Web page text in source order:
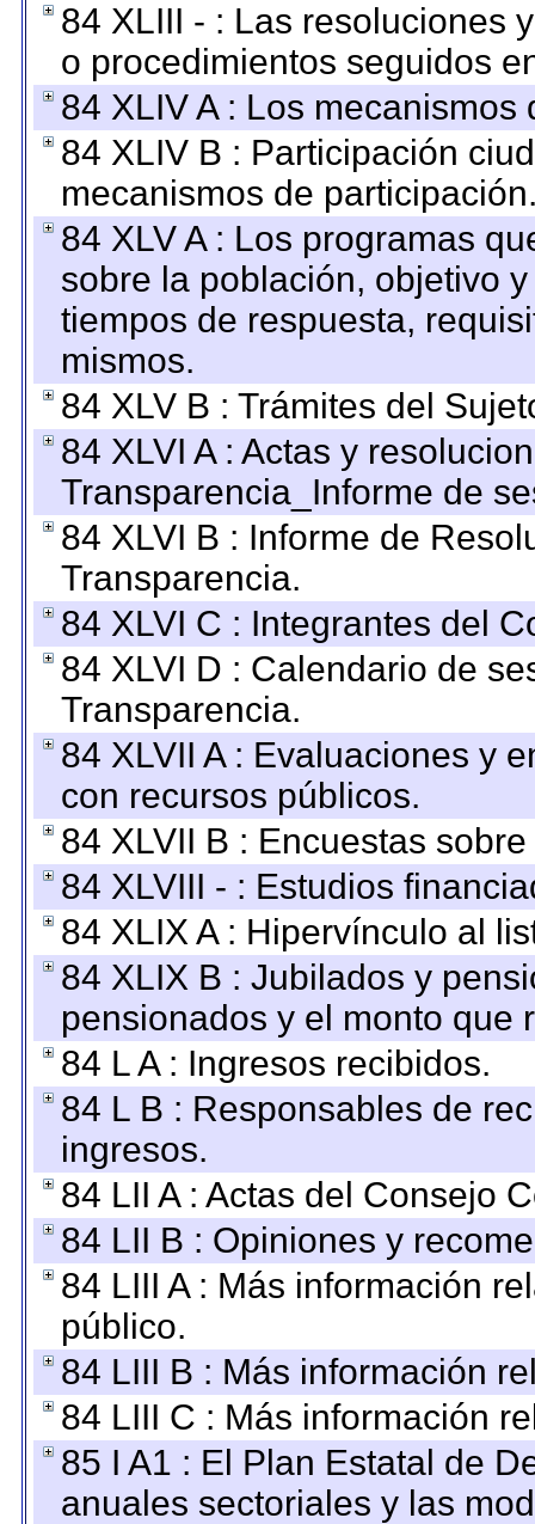
84 XLIII - : Las resoluciones
o procedimientos seguidos
84 XLIV A : Los
84 XLIV B : Participación
mecanismos de
84 XLV A : Los programas
sobre la población, objetivo
tiempos de respuesta,
mismos.
84 XLV B : Trámites del
84 XLVI A : Actas y
Transparencia_Informe de
84 XLVI B : Informe de
Transparencia.
84 XLVI C : Integrantes del
84 XLVI D : Calendario de
Transparencia.
84 XLVII A : Evaluaciones y
con recursos públicos.
84 XLVII B : Encuestas
84 XLVIII - : Estudios
84 XLIX A : Hipervínculo al
84 XLIX B : Jubilados y
pensionados y el monto que
84 L A : Ingresos recibidos.
84 L B : Responsables de
ingresos.
84 LII A : Actas del Consejo
84 LII B : Opiniones y
84 LIII A : Más información
público.
84 LIII B : Más información
84 LIII C : Más información
85 I A1 : El Plan Estatal de
anuales sectoriales y las